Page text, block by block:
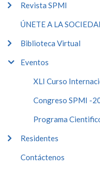
Revista SPMI
ÚNETE A LA
Biblioteca Virtual
Eventos
XLI Curso
Congreso SPMI -
Programa
Residentes
Contáctenos